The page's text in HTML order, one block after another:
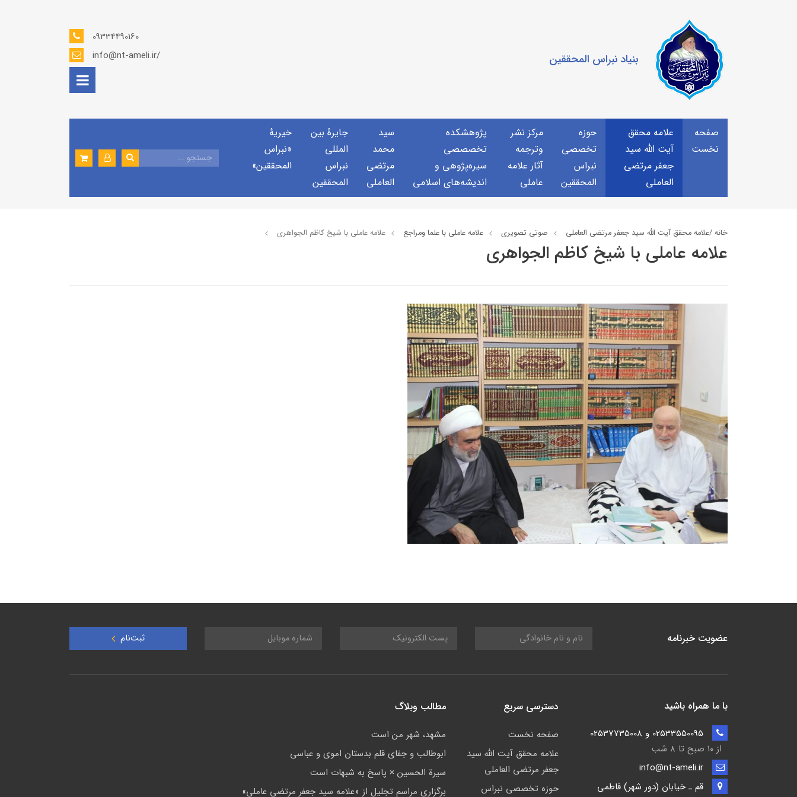
بنیاد نبراس المحققین
09334490160
info@nt-ameli.ir/
صفحه
نخست
علامه محقق
آیت الله سید
جعفر مرتضی
العاملی
حوزه
تخصصی
نبراس
المحققین
مركز نشر
وترجمه
آثار علامه
عاملی
پژوهشكده
تخصصصى
سیره‌پژوهی و
اندیشه‌های اسلامی
سید
محمد
مرتضی
العاملی
جايرهٔ بین
المللی
نبراس
المحققین
خيريهٔ
«نبراس
المحققين»
خانه /علامه محقق آیت الله سید جعفر مرتضی العاملی صوتي تصويري علامه عاملي با علما ومراجع علامه عاملی با شيخ كاظم الجواهري
علامه عاملی با شيخ كاظم الجواهري
عضویت خبرنامه ثبت‌نام
با ما همراه باشید
از ۱۰ صبح تا ۸ شب
قم ـ خيابان (دور شهر) فاطمي
دسترسی سریع
صفحه نخست
علامه محقق آیت الله سید
جعفر مرتضی العاملی
حوزه تخصصی نبراس
مطالب وبلاگ
مشهد، شهر من است
ابوطالب و جفای قلم بدستان اموی و عباسی
سيرة الحسين × پاسخ به شبهات است
برگزاری مراسم تجلیل از «علامه سید جعفر مرتضی عاملی»